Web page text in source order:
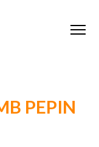
PEPIN